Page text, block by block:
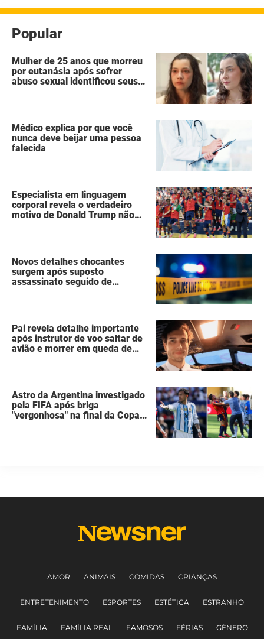
Popular
Mulher de 25 anos que morreu
por eutanásia após sofrer
abuso sexual identificou seus
Médico explica por que você
nunca deve beijar uma pessoa
falecida
Especialista em linguagem
corporal revela o verdadeiro
motivo de Donald Trump não
Novos detalhes chocantes
surgem após suposto
assassinato seguido de
Pai revela detalhe importante
após instrutor de voo saltar de
avião e morrer em queda de
Astro da Argentina investigado
pela FIFA após briga
"vergonhosa" na final da Copa
AMOR ANIMAIS COMIDAS CRIANÇAS
ENTRETENIMENTO ESPORTES ESTÉTICA ESTRANHO
FAMÍLIA FAMÍLIA REAL FAMOSOS FÉRIAS GÊNERO